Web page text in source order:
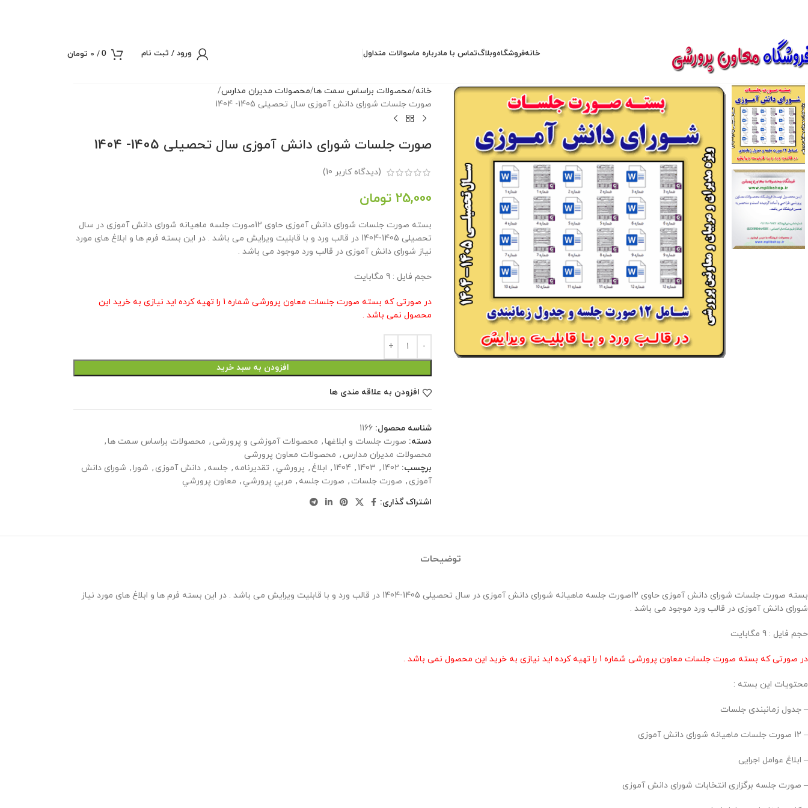
خانهفروشگاهوبلاگتماس با مادرباره ماسوالات متداول ورود / ثبت نام 0
/
0 تومان
خانه محصولات براساس سمت ها محصولات مدیران مدارس
صورت جلسات شورای دانش آموزی سال تحصیلی 1405- 1404
صورت جلسات شورای دانش آموزی سال تحصیلی 1405- 1404
(دیدگاه کاربر 10
)
25,000 تومان
بسته صورت جلسات شورای دانش آموزی حاوی 12صورت جلسه ماهیانه شورای دانش آموزی در سال
تحصیلی 1405-1404 در قالب ورد و با قابلیت ویرایش می باشد . در این بسته فرم ها و ابلاغ های مورد
نیاز شورای دانش آموزی در قالب ورد موجود می باشد .
حجم فايل : 9 مگابايت
در صورتی که بسته صورت جلسات معاون پرورشی شماره 1 را تهیه کرده اید نیازی به خرید این
محصول نمی باشد .
افزودن به سبد خرید
افزودن به علاقه مندی ها
شناسه محصول: 1166
دسته: صورت جلسات و ابلاغها, محصولات آموزشی و پرورشی , محصولات براساس سمت ها,
محصولات مدیران مدارس , محصولات معاون پرورشی
برچسب: 1402
,
1403
,
1404
, ابلاغ , پرورشي , تقدیرنامه , جلسه , دانش آموزی , شورا, شورای دانش
آموزی , صورت جلسات , صورت جلسه , مربي پرورشي , معاون پرورشي
اشتراک گذاری:
توضیحات
بسته صورت جلسات شورای دانش آموزی حاوی 12صورت جلسه ماهیانه شورای دانش آموزی در سال تحصیلی 1405-1404 در قالب ورد و با قابلیت ویرایش می باشد . در این بسته فرم ها و ابلاغ های مورد نیاز
شورای دانش آموزی در قالب ورد موجود می باشد .
حجم فايل : 9 مگابايت
در صورتی که بسته صورت جلسات معاون پرورشی شماره 1 را تهیه کرده اید نیازی به خرید این محصول نمی باشد .
محتویات این بسته :
– جدول زمانبندی جلسات
– 12 صورت جلسات ماهیانه شورای دانش آموزی
– ابلاغ عوامل اجرایی
– صورت جلسه برگزاری انتخابات شورای دانش آموزی